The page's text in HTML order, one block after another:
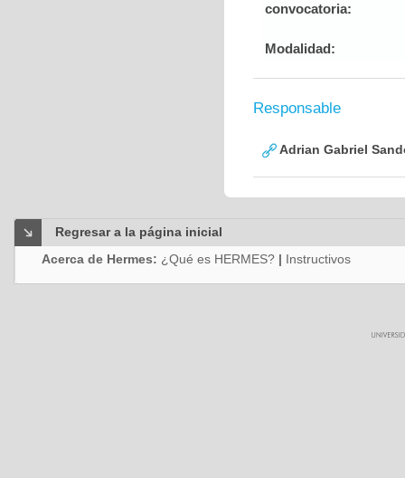
convocatoria:
Modalidad:
Responsable
Adrian Gabriel
Regresar a la página inicial
Acerca de Hermes: ¿Qué es HERMES? | Instructivos